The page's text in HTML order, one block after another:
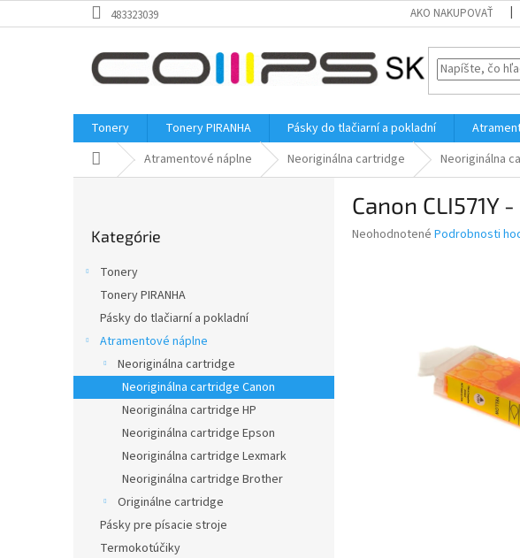
na
483323039 AKO NAKUPOVAŤ
Tonery Tonery PIRANHA Pásky do tlačiarní a pokladní
DomovAtramentové náplne Neoriginálna cartridge Neoriginálna
kategórie
Kategórie
Tonery
Tonery PIRANHA
Pásky do tlačiarní a pokladní
Atramentové náplne
Neoriginálna cartridge
Neoriginálna cartridge Canon
Neoriginálna cartridge HP
Neoriginálna cartridge Epson
Neoriginálna cartridge Lexmark
Neoriginálna cartridge Brother
Originálne cartridge
Pásky pre písacie stroje
Termokotúčiky
Canon
Priemerné
Neohodnotené Podrobnosti